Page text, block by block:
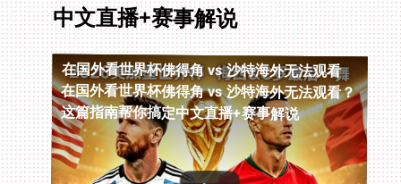
中文直播+赛事解说
在国外看世界杯佛得角 vs 沙特海外无法观看
在国外看世界杯佛得角 vs 沙特海外无法观看？
这篇指南帮你搞定中文直播+赛事解说